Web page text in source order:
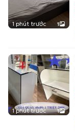
1 phút trước 1
1 phút trước 1